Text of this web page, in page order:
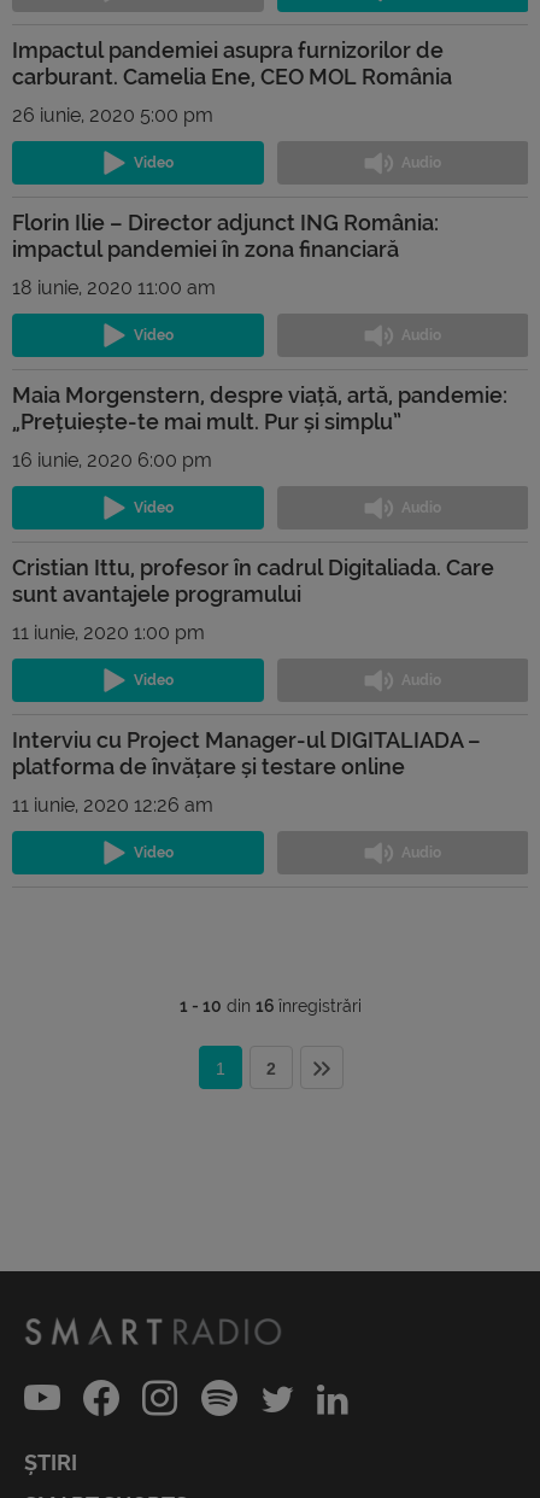
Impactul pandemiei asupra furnizorilor de
carburant. Camelia Ene, CEO MOL România
26 iunie, 2020 5:00 pm
Florin Ilie – Director adjunct ING România:
impactul pandemiei în zona financiară
18 iunie, 2020 11:00 am
Maia Morgenstern, despre viață, artă, pandemie:
„Prețuiește-te mai mult. Pur și simplu”
16 iunie, 2020 6:00 pm
Cristian Ittu, profesor în cadrul Digitaliada. Care
sunt avantajele programului
11 iunie, 2020 1:00 pm
Interviu cu Project Manager-ul DIGITALIADA –
platforma de învățare și testare online
11 iunie, 2020 12:26 am
1 - 10 din 16înregistrări
1 2
ȘTIRI